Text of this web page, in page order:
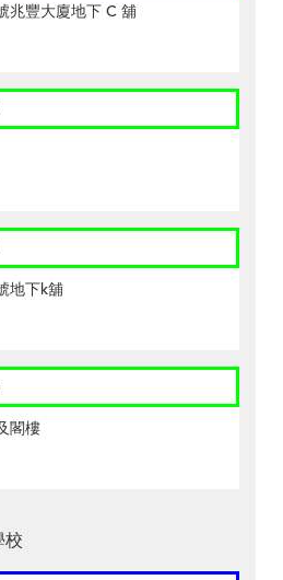
兆豐大廈地下 C 舖
地下k舖
閣樓
校